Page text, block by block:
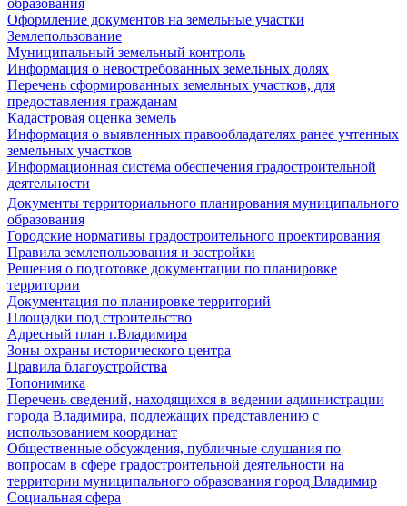
образования
Оформление документов на земельные участки
Землепользование
Муниципальный земельный контроль
Информация о невостребованных земельных долях
Перечень сформированных земельных участков, для
предоставления гражданам
Кадастровая оценка земель
Информация о выявленных правообладателях ранее учтенных
земельных участков
Информационная система обеспечения градостроительной
деятельности
Документы территориального планирования муниципального
образования
Городские нормативы градостроительного проектирования
Правила землепользования и застройки
Решения о подготовке документации по планировке
территории
Документация по планировке территорий
Площадки под строительство
Адресный план г.Владимира
Зоны охраны исторического центра
Правила благоустройства
Топонимика
Перечень сведений, находящихся в ведении администрации
города Владимира, подлежащих представлению с
использованием координат
Общественные обсуждения, публичные слушания по
вопросам в сфере градостроительной деятельности на
территории муниципального образования город Владимир
Социальная сфера